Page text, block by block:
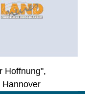
Hoffnung",